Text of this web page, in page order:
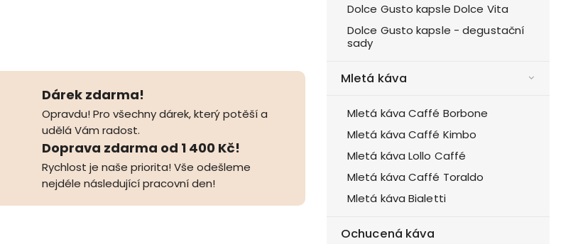
Dolce Gusto kapsle Dolce Vita
Dolce Gusto kapsle - degustační
sady
Mletá káva
Mletá káva Caffé Borbone
Mletá káva Caffé Kimbo
Mletá káva Lollo Caffé
Mletá káva Caffé Toraldo
Mletá káva Bialetti
Ochucená káva
Dárek zdarma!
Opravdu! Pro všechny dárek, který potěší a
udělá Vám radost.
Doprava zdarma od 1 400 Kč!
Rychlost je naše priorita! Vše odešleme
nejdéle následující pracovní den!